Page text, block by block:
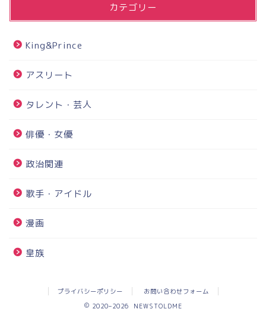
カテゴリー
King&Prince
アスリート
タレント・芸人
俳優・女優
政治関連
歌手・アイドル
漫画
皇族
プライバシーポリシー
お問い合わせフォーム
2020–2026 NEWSTOLDME